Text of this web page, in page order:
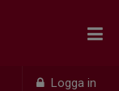
Logga in